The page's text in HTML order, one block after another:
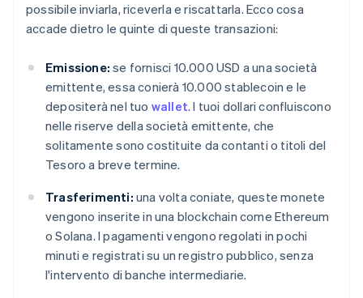
possibile inviarla, riceverla e riscattarla. Ecco cosa
accade dietro le quinte di queste transazioni:
Emissione: se fornisci 10.000 USD a una società
emittente, essa conierà 10.000 stablecoin e le
depositerà nel tuo wallet. I tuoi dollari confluiscono
nelle riserve della società emittente, che
solitamente sono costituite da contanti o titoli del
Tesoro a breve termine.
Trasferimenti: una volta coniate, queste monete
vengono inserite in una blockchain come Ethereum
o Solana. I pagamenti vengono regolati in pochi
minuti e registrati su un registro pubblico, senza
l'intervento di banche intermediarie.